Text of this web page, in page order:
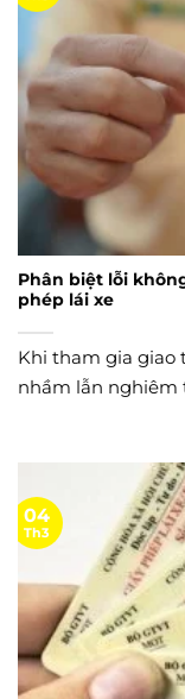
Phân biệt lỗi
phép lái xe
Khi tham gia giao
nhầm lẫn nghiêm
04
Th3